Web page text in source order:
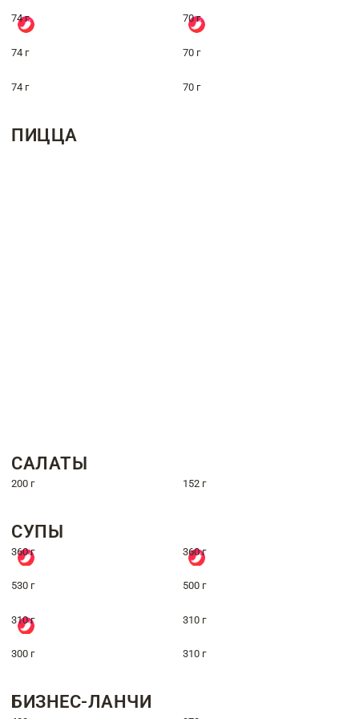
74 г 70 г
74 г 70 г
74 г 70 г
ПИЦЦА
САЛАТЫ
200 г 152 г
СУПЫ
360 г 360 г
530 г 500 г
310 г 310 г
300 г 310 г
БИЗНЕС-ЛАНЧИ